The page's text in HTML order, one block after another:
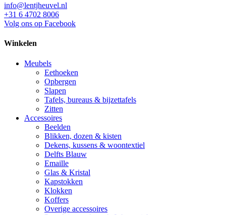
info@lentjheuvel.nl
+31 6 4702 8006
Volg ons op Facebook
Winkelen
Meubels
Eethoeken
Opbergen
Slapen
Tafels, bureaus & bijzettafels
Zitten
Accessoires
Beelden
Blikken, dozen & kisten
Dekens, kussens & woontextiel
Delfts Blauw
Emaille
Glas & Kristal
Kapstokken
Klokken
Koffers
Overige accessoires